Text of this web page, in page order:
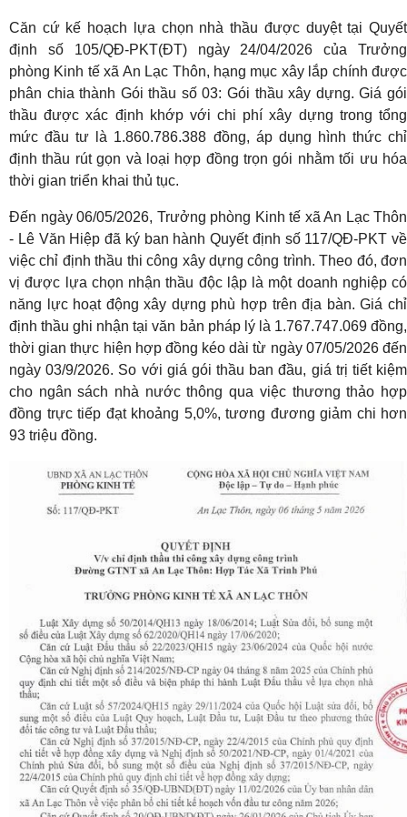
Căn cứ kế hoạch lựa chọn nhà thầu được duyệt tại Quyết
định số 105/QĐ-PKT(ĐT) ngày 24/04/2026 của Trưởng
phòng Kinh tế xã An Lạc Thôn, hạng mục xây lắp chính được
phân chia thành Gói thầu số 03: Gói thầu xây dựng. Giá gói
thầu được xác định khớp với chi phí xây dựng trong tổng
mức đầu tư là 1.860.786.388 đồng, áp dụng hình thức chỉ
định thầu rút gọn và loại hợp đồng trọn gói nhằm tối ưu hóa
thời gian triển khai thủ tục.
Đến ngày 06/05/2026, Trưởng phòng Kinh tế xã An Lạc Thôn
- Lê Văn Hiệp đã ký ban hành Quyết định số 117/QĐ-PKT về
việc chỉ định thầu thi công xây dựng công trình. Theo đó, đơn
vị được lựa chọn nhận thầu độc lập là một doanh nghiệp có
năng lực hoạt động xây dựng phù hợp trên địa bàn. Giá chỉ
định thầu ghi nhận tại văn bản pháp lý là 1.767.747.069 đồng,
thời gian thực hiện hợp đồng kéo dài từ ngày 07/05/2026 đến
ngày 03/9/2026. So với giá gói thầu ban đầu, giá trị tiết kiệm
cho ngân sách nhà nước thông qua việc thương thảo hợp
đồng trực tiếp đạt khoảng 5,0%, tương đương giảm chi hơn
93 triệu đồng.